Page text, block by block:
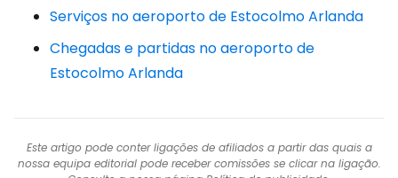
Serviços no aeroporto de Estocolmo Arlanda
Chegadas e partidas no aeroporto de
Estocolmo Arlanda
Este artigo pode conter ligações de afiliados a partir das quais a
nossa equipa editorial pode receber comissões se clicar na ligação.